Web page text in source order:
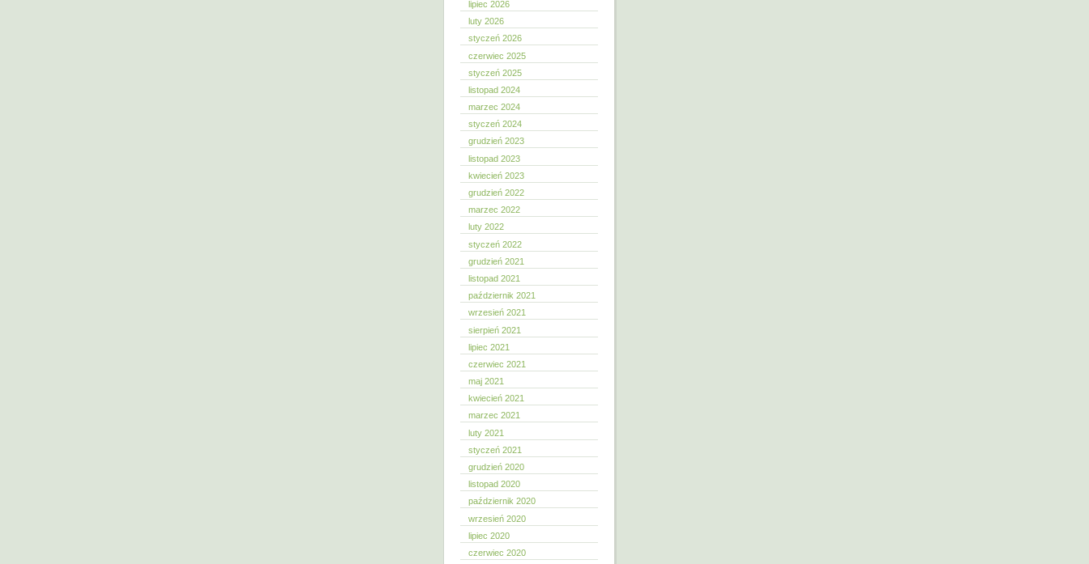
lipiec 2026
luty 2026
styczeń 2026
czerwiec 2025
styczeń 2025
listopad 2024
marzec 2024
styczeń 2024
grudzień 2023
listopad 2023
kwiecień 2023
grudzień 2022
marzec 2022
luty 2022
styczeń 2022
grudzień 2021
listopad 2021
październik 2021
wrzesień 2021
sierpień 2021
lipiec 2021
czerwiec 2021
maj 2021
kwiecień 2021
marzec 2021
luty 2021
styczeń 2021
grudzień 2020
listopad 2020
październik 2020
wrzesień 2020
lipiec 2020
czerwiec 2020